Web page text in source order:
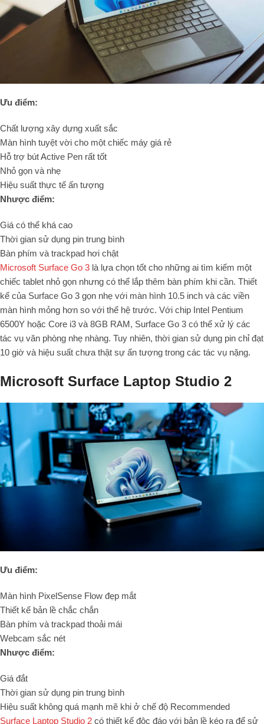
Ưu điểm:
Chất lượng xây dựng xuất sắc
Màn hình tuyệt vời cho một chiếc máy giá rẻ
Hỗ trợ bút Active Pen rất tốt
Nhỏ gọn và nhẹ
Hiệu suất thực tế ấn tượng
Nhược điểm:
Giá có thể khá cao
Thời gian sử dụng pin trung bình
Bàn phím và trackpad hơi chật
Microsoft Surface Go 3 là lựa chọn tốt cho những ai tìm kiếm một
chiếc tablet nhỏ gọn nhưng có thể lắp thêm bàn phím khi cần. Thiết
kế của Surface Go 3 gọn nhẹ với màn hình 10.5 inch và các viền
màn hình mỏng hơn so với thế hệ trước. Với chip Intel Pentium
6500Y hoặc Core i3 và 8GB RAM, Surface Go 3 có thể xử lý các
tác vụ văn phòng nhẹ nhàng. Tuy nhiên, thời gian sử dụng pin chỉ đạt
10 giờ và hiệu suất chưa thật sự ấn tượng trong các tác vụ nặng.
Microsoft Surface Laptop Studio 2
Ưu điểm:
Màn hình PixelSense Flow đẹp mắt
Thiết kế bản lề chắc chắn
Bàn phím và trackpad thoải mái
Webcam sắc nét
Nhược điểm:
Giá đắt
Thời gian sử dụng pin trung bình
Hiệu suất không quá mạnh mẽ khi ở chế độ Recommended
Surface Laptop Studio 2 có thiết kế độc đáo với bản lề kéo ra để sử